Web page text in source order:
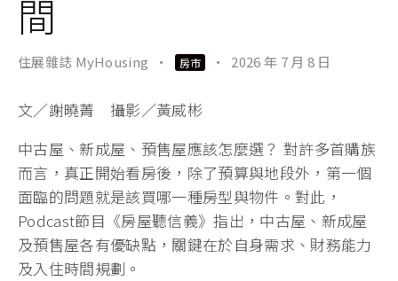
間
住展雜誌 MyHousing · 房市 · 2026 年 7 月 8 日
文／謝曉菁 攝影／黃威彬
中古屋、新成屋、預售屋應該怎麼選？ 對許多首購族
而言，真正開始看房後，除了預算與地段外，第一個
面臨的問題就是該買哪一種房型與物件。對此，
Podcast節目《房屋聽信義》指出，中古屋、新成屋
及預售屋各有優缺點，關鍵在於自身需求、財務能力
及入住時間規劃。